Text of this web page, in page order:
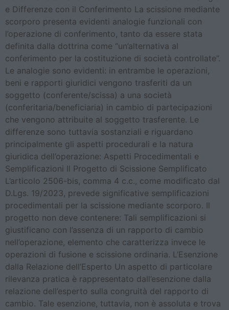
e Differenze con il Conferimento La scissione mediante
scorporo presenta evidenti analogie funzionali con
l’operazione di conferimento, tanto da essere stata
definita dalla dottrina come “un’alternativa al
conferimento per la costituzione di società controllate”.
Le analogie sono evidenti: in entrambe le operazioni,
beni e rapporti giuridici vengono trasferiti da un
soggetto (conferente/scissa) a una società
(conferitaria/beneficiaria) in cambio di partecipazioni
che vengono attribuite al soggetto trasferente. Le
differenze sono tuttavia sostanziali e riguardano
principalmente gli aspetti procedurali e la natura
giuridica dell’operazione: Aspetti Procedimentali e
Semplificazioni Il Progetto di Scissione Semplificato
L’articolo 2506-bis, comma 4 c.c., come modificato dal
D.Lgs. 19/2023, prevede significative semplificazioni
procedimentali per la scissione mediante scorporo. Il
progetto non deve contenere: Tali semplificazioni si
giustificano con l’assenza di un rapporto di cambio
nell’operazione, elemento che caratterizza invece le
operazioni di fusione e scissione ordinaria. L’Esenzione
dalla Relazione dell’Esperto Un aspetto di particolare
rilevanza pratica è rappresentato dall’esenzione dalla
relazione dell’esperto sulla congruità del rapporto di
cambio. Tale esenzione, tuttavia, non è assoluta e trova